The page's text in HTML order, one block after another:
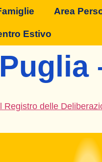
Area
Estivo
Registro delle